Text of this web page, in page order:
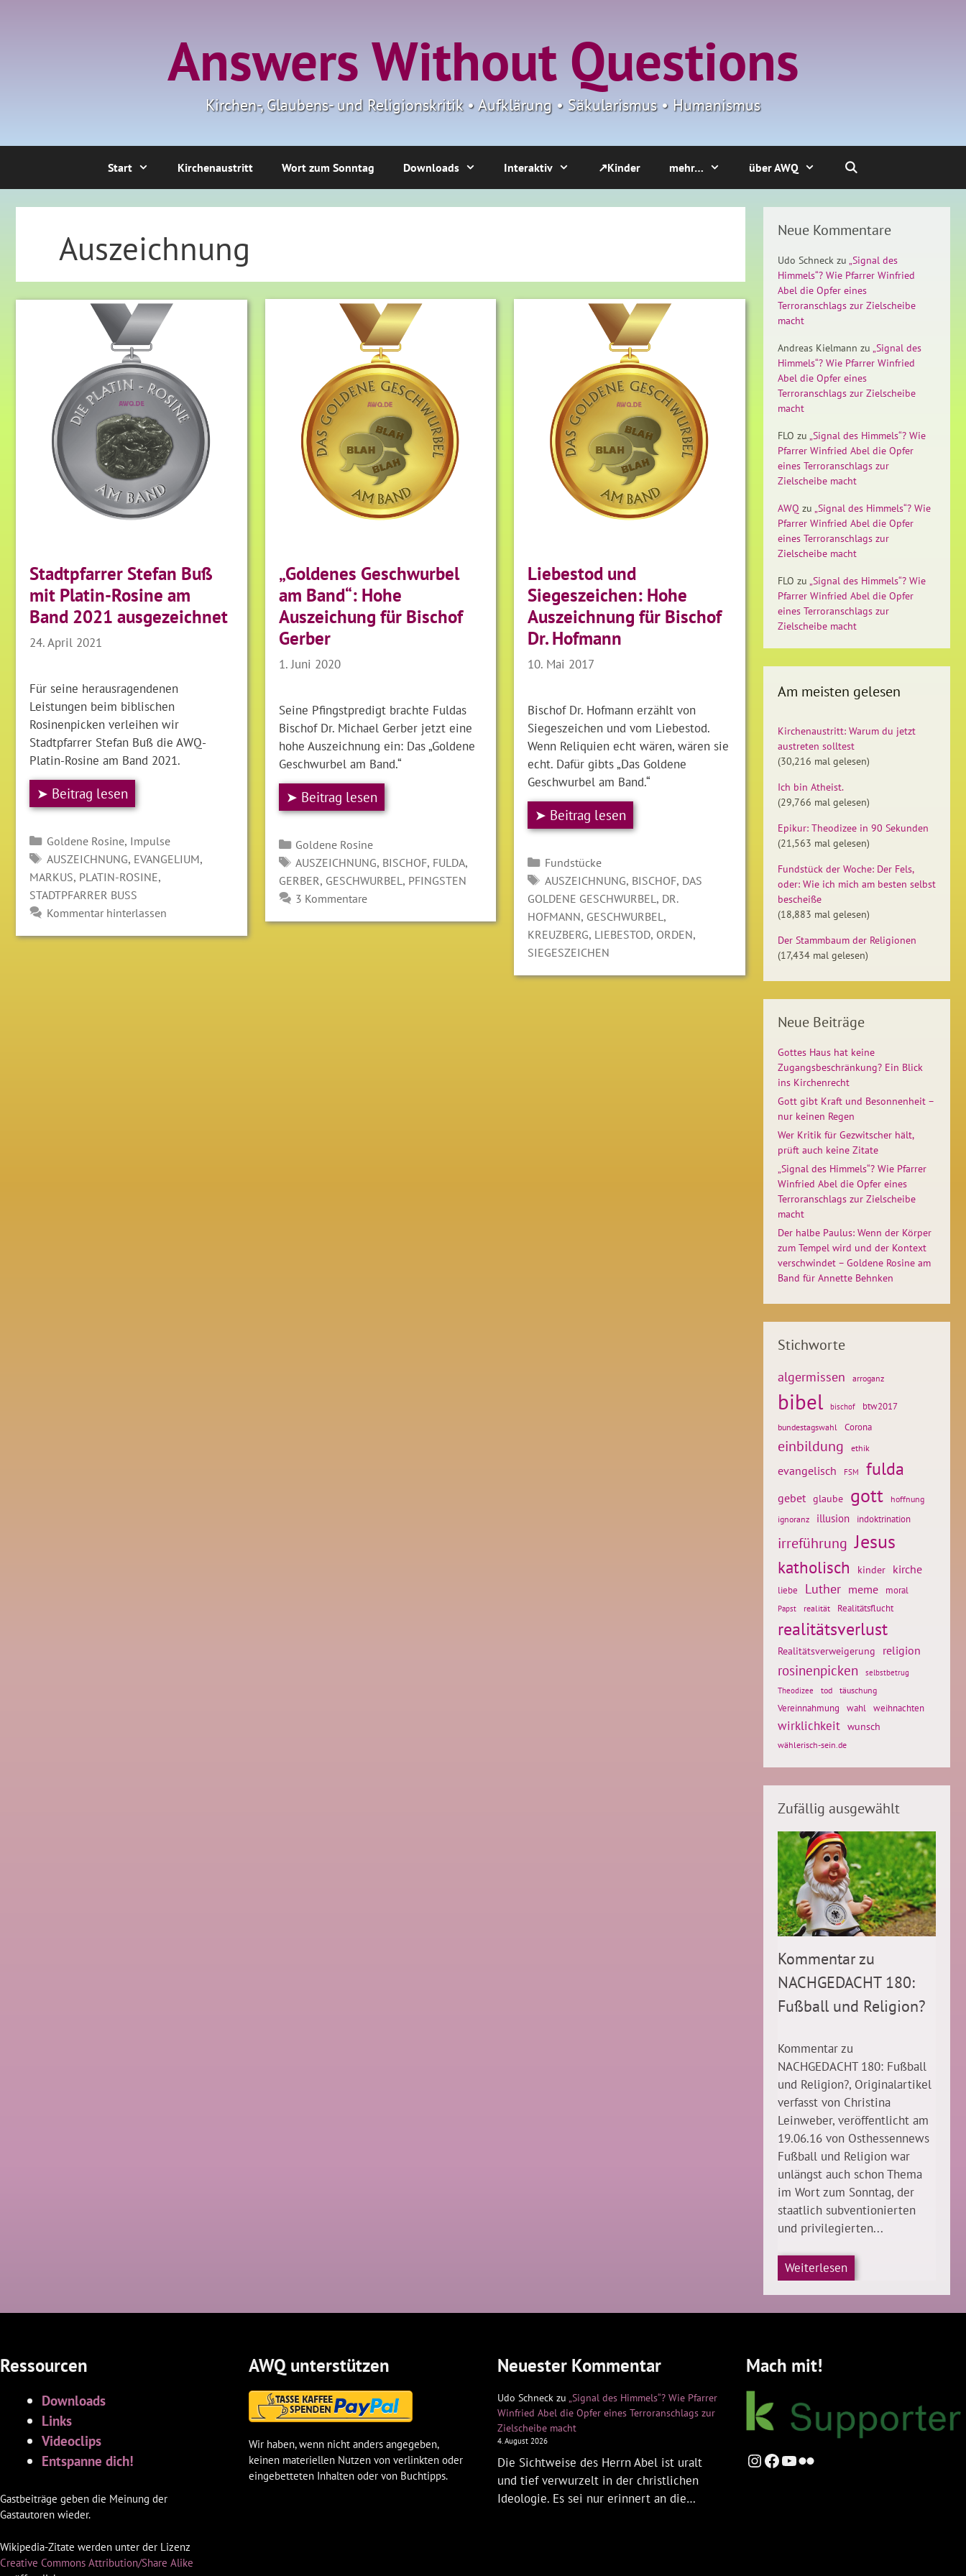
Answers Without Questions
Kirchen-, Glaubens- und Religionskritik • Aufklärung • Säkularismus • Humanismus
Start Kirchenaustritt Wort zum Sonntag Downloads Interaktiv ↗Kinder mehr… über AWQ
Auszeichnung
Stadtpfarrer Stefan Buß
mit Platin-Rosine am
Band 2021 ausgezeichnet
24. April 2021
Für seine herausragendenen
Leistungen beim biblischen
Rosinenpicken verleihen wir
Stadtpfarrer Stefan Buß die AWQ-
Platin-Rosine am Band 2021.
➤ Beitrag lesen
Kategorien
Goldene Rosine, Impulse
SCHLAGWÖRTER
AUSZEICHNUNG, EVANGELIUM,
MARKUS, PLATIN-ROSINE,
STADTPFARRER BUSS
Kommentar hinterlassen
„Goldenes Geschwurbel
am Band“: Hohe
Auszeichung für Bischof
Gerber
1. Juni 2020
Seine Pfingstpredigt brachte Fuldas
Bischof Dr. Michael Gerber jetzt eine
hohe Auszeichnung ein: Das „Goldene
Geschwurbel am Band.“
➤ Beitrag lesen
Kategorien
Goldene Rosine
SCHLAGWÖRTER
AUSZEICHNUNG, BISCHOF, FULDA,
GERBER, GESCHWURBEL, PFINGSTEN
3 Kommentare
Liebestod und
Siegeszeichen: Hohe
Auszeichnung für Bischof
Dr. Hofmann
10. Mai 2017
Bischof Dr. Hofmann erzählt von
Siegeszeichen und vom Liebestod.
Wenn Reliquien echt wären, wären sie
echt. Dafür gibts „Das Goldene
Geschwurbel am Band.“
➤ Beitrag lesen
Kategorien
Fundstücke
SCHLAGWÖRTER
AUSZEICHNUNG, BISCHOF, DAS
GOLDENE GESCHWURBEL, DR.
HOFMANN, GESCHWURBEL,
KREUZBERG, LIEBESTOD, ORDEN,
SIEGESZEICHEN
Neue Kommentare
Udo Schneck zu „Signal des
Himmels“? Wie Pfarrer Winfried
Abel die Opfer eines
Terroranschlags zur Zielscheibe
macht
Andreas Kielmann zu „Signal des
Himmels“? Wie Pfarrer Winfried
Abel die Opfer eines
Terroranschlags zur Zielscheibe
macht
FLO zu „Signal des Himmels“? Wie
Pfarrer Winfried Abel die Opfer
eines Terroranschlags zur
Zielscheibe macht
AWQ zu „Signal des Himmels“? Wie
Pfarrer Winfried Abel die Opfer
eines Terroranschlags zur
Zielscheibe macht
FLO zu „Signal des Himmels“? Wie
Pfarrer Winfried Abel die Opfer
eines Terroranschlags zur
Zielscheibe macht
Am meisten gelesen
Kirchenaustritt: Warum du jetzt
austreten solltest
(30,216 mal gelesen)
Ich bin Atheist.
(29,766 mal gelesen)
Epikur: Theodizee in 90 Sekunden
(21,563 mal gelesen)
Fundstück der Woche: Der Fels,
oder: Wie ich mich am besten selbst
bescheiße
(18,883 mal gelesen)
Der Stammbaum der Religionen
(17,434 mal gelesen)
Neue Beiträge
Gottes Haus hat keine
Zugangsbeschränkung? Ein Blick
ins Kirchenrecht
Gott gibt Kraft und Besonnenheit –
nur keinen Regen
Wer Kritik für Gezwitscher hält,
prüft auch keine Zitate
„Signal des Himmels“? Wie Pfarrer
Winfried Abel die Opfer eines
Terroranschlags zur Zielscheibe
macht
Der halbe Paulus: Wenn der Körper
zum Tempel wird und der Kontext
verschwindet – Goldene Rosine am
Band für Annette Behnken
Stichworte
algermissen arroganz
bibel bischof btw2017
bundestagswahl Corona
einbildung ethik
evangelisch FSM fulda
gebet glaube gott
hoffnung
ignoranz
illusion indoktrination
irreführung Jesus
katholisch kinder kirche
liebe Luther meme moral
Papst realität Realitätsflucht
realitätsverlust
Realitätsverweigerung religion
rosinenpicken
selbstbetrug
Theodizee
tod täuschung
Vereinnahmung wahl weihnachten
wirklichkeit wunsch
wählerisch-sein.de
Zufällig ausgewählt
Kommentar zu
NACHGEDACHT 180:
Fußball und Religion?
Kommentar zu
NACHGEDACHT 180: Fußball
und Religion?, Originalartikel
verfasst von Christina
Leinweber, veröffentlicht am
19.06.16 von Osthessennews
Fußball und Religion war
unlängst auch schon Thema
im Wort zum Sonntag, der
staatlich subventionierten
und privilegierten...
Weiterlesen
Ressourcen
Downloads
Links
Videoclips
Entspanne dich!
Gastbeiträge geben die Meinung der
Gastautoren wieder.
Wikipedia-Zitate werden unter der Lizenz
Creative Commons Attribution/Share Alike
AWQ unterstützen
Wir haben, wenn nicht anders angegeben,
keinen materiellen Nutzen von verlinkten oder
eingebetteten Inhalten oder von Buchtipps.
Neuester Kommentar
Udo Schneck zu „Signal des Himmels“? Wie Pfarrer
Winfried Abel die Opfer eines Terroranschlags zur
Zielscheibe macht
4. August 2026
Die Sichtweise des Herrn Abel ist uralt
und tief verwurzelt in der christlichen
Ideologie. Es sei nur erinnert an die…
Mach mit!
Instagram
Facebook
YouTube
Flickr